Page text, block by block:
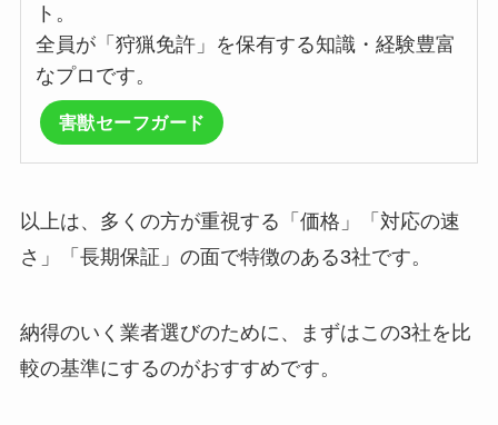
ト。
全員が「狩猟免許」を保有する知識・経験豊富
なプロです。
害獣セーフガード
以上は、多くの方が重視する「価格」「対応の速
さ」「長期保証」の面で特徴のある3社です。
納得のいく業者選びのために、まずはこの3社を比
較の基準にするのがおすすめです。